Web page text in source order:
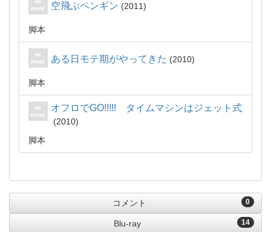
空飛ぶペンギン 2011
脚本
ある日モテ期がやってきた 2010
脚本
オフロでGO!!!!! タイムマシンはジェット式
2010
脚本
0
コメント
14
Blu-ray